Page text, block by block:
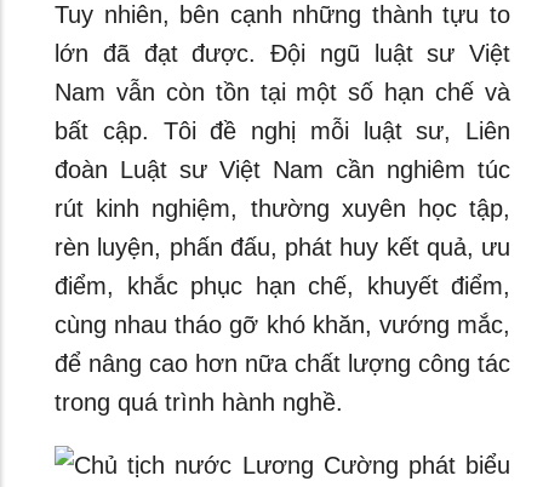
Tuy nhiên, bên cạnh những thành tựu to
lớn đã đạt được. Đội ngũ luật sư Việt
Nam vẫn còn tồn tại một số hạn chế và
bất cập. Tôi đề nghị mỗi luật sư, Liên
đoàn Luật sư Việt Nam cần nghiêm túc
rút kinh nghiệm, thường xuyên học tập,
rèn luyện, phấn đấu, phát huy kết quả, ưu
điểm, khắc phục hạn chế, khuyết điểm,
cùng nhau tháo gỡ khó khăn, vướng mắc,
để nâng cao hơn nữa chất lượng công tác
trong quá trình hành nghề.